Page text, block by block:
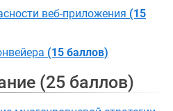
веб-приложения (15
(15 баллов)
(25 баллов)